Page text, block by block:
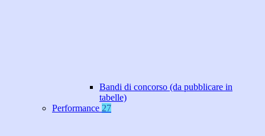
Bandi di concorso (da pubblicare in
tabelle)
Performance 27